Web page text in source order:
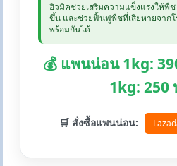
ฮิวมิคช่วยเสริมความแข็งแรงให้พื
ขึ้น และช่วยฟื้นฟูพืชที่เสียหายจาก
พร้อมกันได้
💰 แพนน่อน 1kg:
1kg: 250
🛒 สั่งซื้อแพนน่อน: